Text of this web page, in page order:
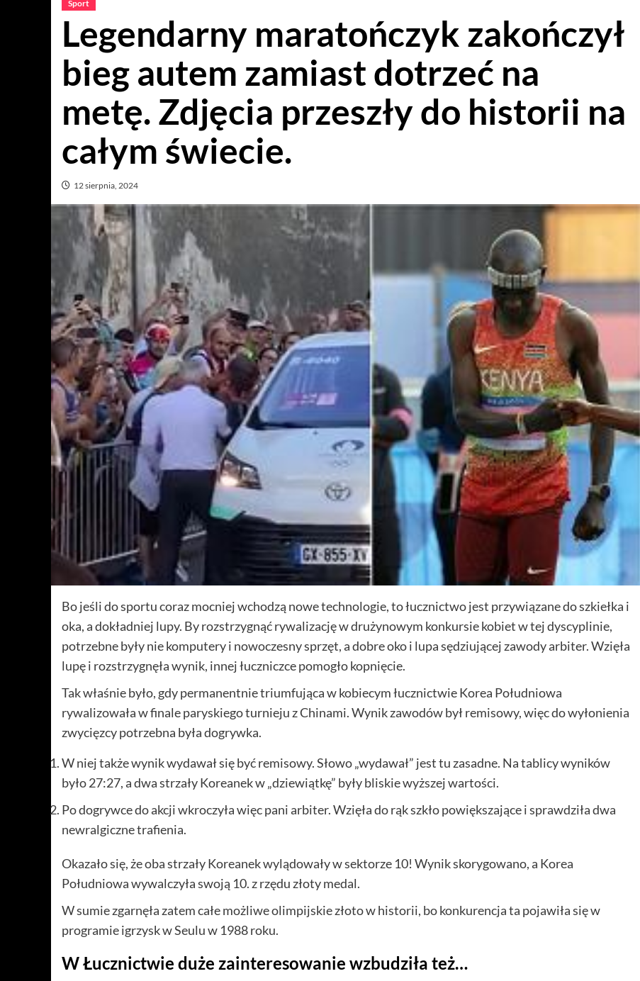
Sport
Legendarny maratończyk zakończył
bieg autem zamiast dotrzeć na
metę. Zdjęcia przeszły do historii na
całym świecie.
12 sierpnia, 2024
Bo jeśli do sportu coraz mocniej wchodzą nowe technologie, to łucznictwo jest przywiązane do szkiełka i
oka, a dokładniej lupy. By rozstrzygnąć rywalizację w drużynowym konkursie kobiet w tej dyscyplinie,
potrzebne były nie komputery i nowoczesny sprzęt, a dobre oko i lupa sędziującej zawody arbiter. Wzięła
lupę i rozstrzygnęła wynik, innej łuczniczce pomogło kopnięcie.
Tak właśnie było, gdy permanentnie triumfująca w kobiecym łucznictwie Korea Południowa
rywalizowała w finale paryskiego turnieju z Chinami. Wynik zawodów był remisowy, więc do wyłonienia
zwycięzcy potrzebna była dogrywka.
W niej także wynik wydawał się być remisowy. Słowo „wydawał” jest tu zasadne. Na tablicy wyników
było 27:27, a dwa strzały Koreanek w „dziewiątkę” były bliskie wyższej wartości.
Po dogrywce do akcji wkroczyła więc pani arbiter. Wzięła do rąk szkło powiększające i sprawdziła dwa
newralgiczne trafienia.
Okazało się, że oba strzały Koreanek wylądowały w sektorze 10! Wynik skorygowano, a Korea
Południowa wywalczyła swoją 10. z rzędu złoty medal.
W sumie zgarnęła zatem całe możliwe olimpijskie złoto w historii, bo konkurencja ta pojawiła się w
programie igrzysk w Seulu w 1988 roku.
W Łucznictwie duże zainteresowanie wzbudziła też…